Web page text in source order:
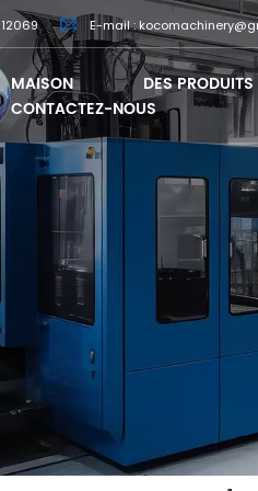
E-mail :
MAISON DES PRODUITS
CONTACTEZ-NOUS